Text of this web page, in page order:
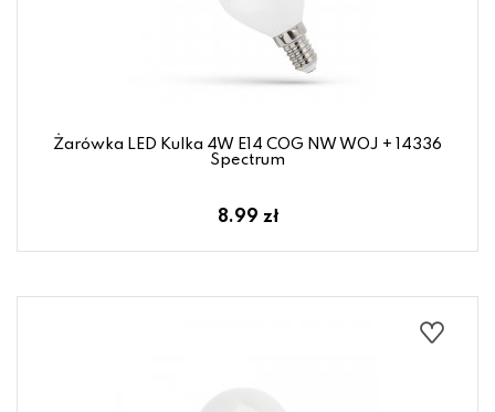
Żarówka LED Kulka 4W E14 COG NW WOJ + 14336
Spectrum
8.99 zł